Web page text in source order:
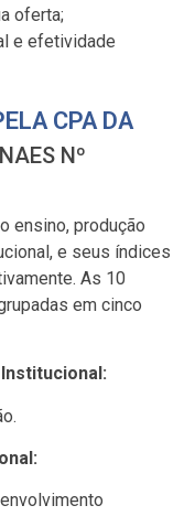
oferta;
e efetividade
CPA DA
Nº
ensino, produção
e seus índices
As 10
em cinco